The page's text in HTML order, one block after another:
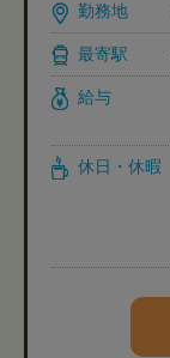
勤務地
最寄駅
給与
休日・休暇